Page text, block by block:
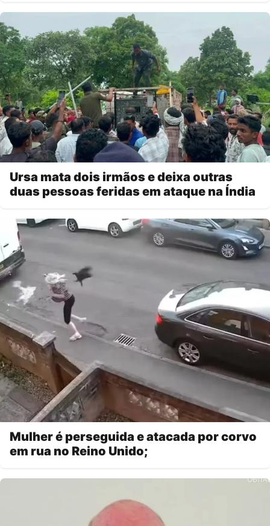
Ursa mata dois irmãos e deixa outras
duas pessoas feridas em ataque na Índia
Mulher é perseguida e atacada por corvo
em rua no Reino Unido;